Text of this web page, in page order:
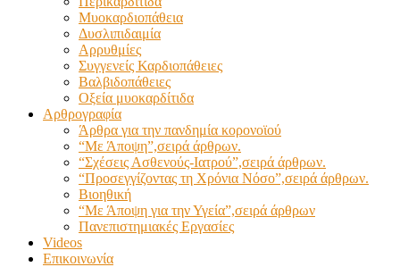
Μυοκαρδιοπάθεια
Δυσλιπιδαιμία
Αρρυθμίες
Συγγενείς Καρδιοπάθειες
Βαλβιδοπάθειες
Οξεία μυοκαρδίτιδα
Αρθρογραφία
Άρθρα για την πανδημία κορονοϊού
“Με Άποψη”,σειρά άρθρων.
“Σχέσεις Ασθενούς-Ιατρού”,σειρά άρθρων.
“Προσεγγίζοντας τη Χρόνια Νόσο”,σειρά άρθρων.
Βιοηθική
“Με Άποψη για την Υγεία”,σειρά άρθρων
Πανεπιστημιακές Εργασίες
Videos
Επικοινωνία